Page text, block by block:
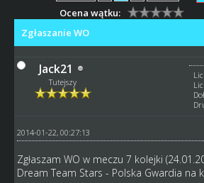
Ocena wątku:
Zgłaszanie WO
Jack21
Tutejszy
2014-01-22, 00:27:13
Zgłaszam WO w meczu 7 kolejki
Dream Team Stars - Polska Gwardia na